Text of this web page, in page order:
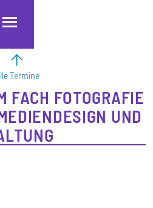
Termine
FACH FOTOGRAFIE
UND